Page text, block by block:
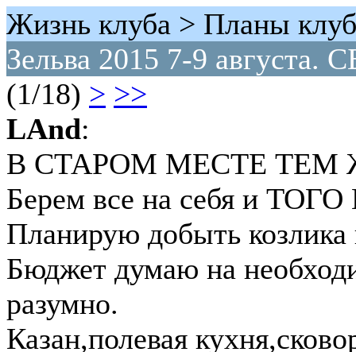
Жизнь клуба > Планы
Зельва 2015 7-9
(1/18) > >>
LAnd:
В СТАРОМ МЕСТЕ ТЕМ
Берем все на себя и
Планирую добыть
Бюджет думаю на
разумно.
Казан,полевая